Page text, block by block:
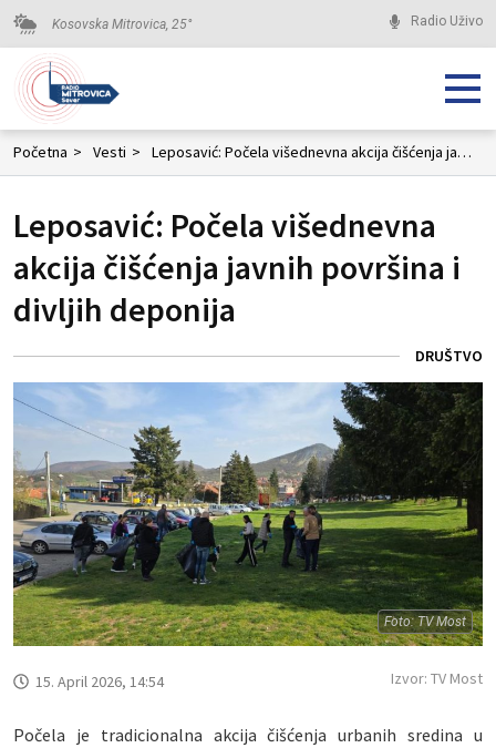
Kosovska Mitrovica, 25° Radio Uživo
Početna > Vesti > Leposavić: Počela višednevna akcija čišćenja javnih površina i divljih deponija
Leposavić: Počela višednevna
akcija čišćenja javnih površina i
divljih deponija
DRUŠTVO
Foto: TV Most
15. April 2026, 14:54 Izvor: TV Most
Počela je tradicionalna akcija čišćenja urbanih sredina u